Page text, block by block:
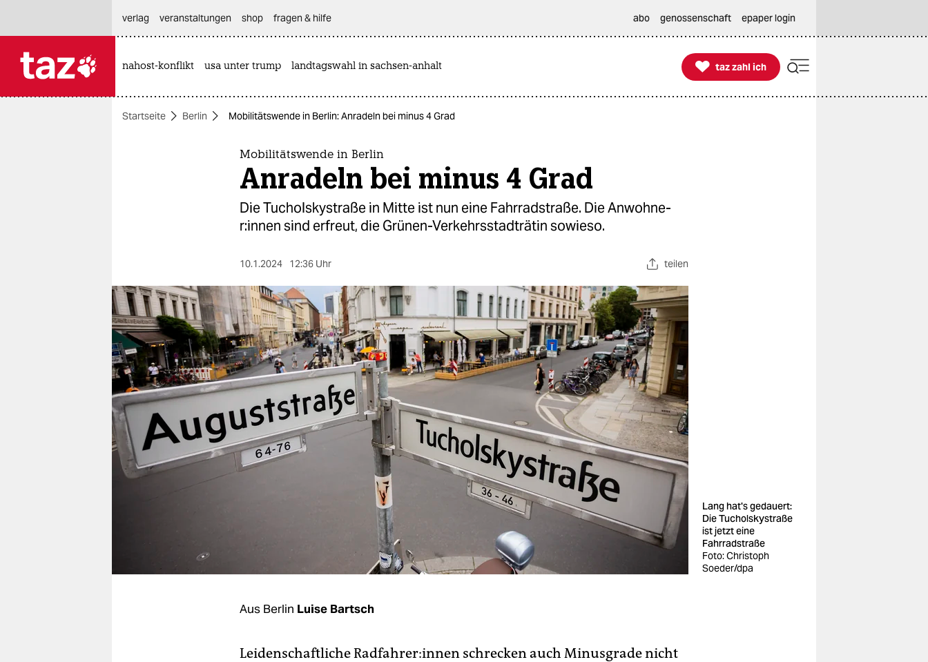
themen
berlin
nord
wahrheit
verlag
verlag
veranstaltungen
verlag
veranstaltungen shop fragen & hilfe abo genossenschaft epaper login
nahost-konflikt usa unter trump landtagswahl in sachsen-anhalt 
taz zahl ich
taz zahl ich
Startseite Berlin Mobilitätswende in Berlin: Anradeln bei minus 4 Grad
Mobilitätswende in Berlin
Anradeln bei minus 4 Grad
Die Tucholskystraße in Mitte ist nun eine Fahrradstraße. Die An­woh­ne­
r:in­nen sind erfreut, die Grünen-Verkehrsstadträtin sowieso.
10.1.2024 12:36 Uhr teilen
Lang hat's gedauert:
Die Tucholskystraße
ist jetzt eine
Fahrradstraße
Foto: Christoph
Soeder/dpa
Aus Berlin Luise Bartsch
Leidenschaftliche Rad­fah­re­r:in­nen schrecken auch Minusgrade nicht